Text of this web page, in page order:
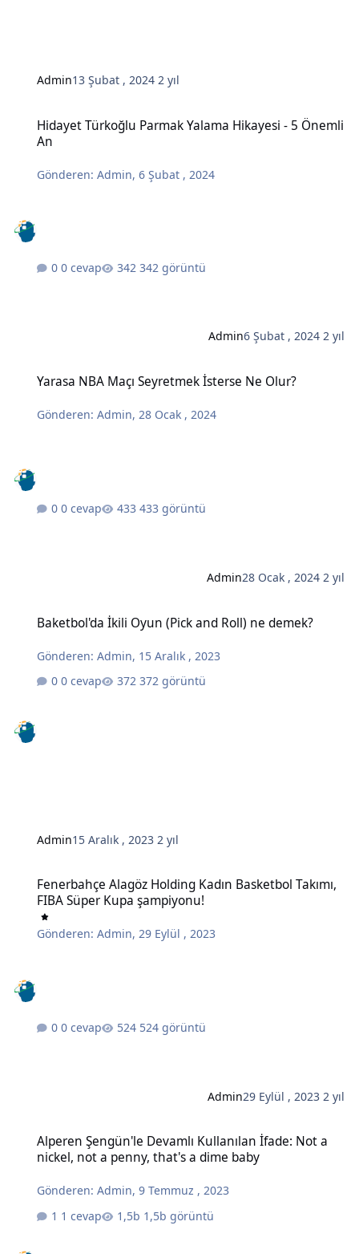
Admin13 Şubat , 20242 yıl
Hidayet Türkoğlu Parmak Yalama Hikayesi - 5 Önemli
An
Gönderen:Admin,6 Şubat , 2024
0 cevap 342 görüntü
Admin6 Şubat , 2024 2 yıl
Yarasa NBA Maçı Seyretmek İsterse Ne Olur?
Gönderen:Admin, 28 Ocak , 2024
0 cevap 433 görüntü
Admin28 Ocak , 2024 2 yıl
Baketbol'da İkili Oyun (Pick and Roll) ne demek?
Gönderen:Admin, 15 Aralık , 2023
0 cevap
372 görüntü
Admin15 Aralık , 20232 yıl
Fenerbahçe Alagöz Holding Kadın Basketbol Takımı,
FIBA Süper Kupa şampiyonu!
Gönderen:Admin,29 Eylül , 2023
0 cevap 524 görüntü
Admin29 Eylül , 2023 2 yıl
Alperen Şengün'le Devamlı Kullanılan İfade: Not a
nickel, not a penny, that's a dime baby
Gönderen:Admin,9 Temmuz , 2023
1 cevap
1,5b görüntü